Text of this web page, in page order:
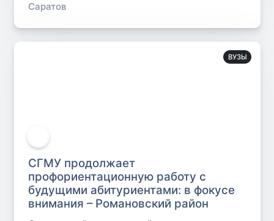
Саратов
ВУЗЫ
СГМУ продолжает
профориентационную работу с
будущими абитуриентами: в фокусе
внимания – Романовский район